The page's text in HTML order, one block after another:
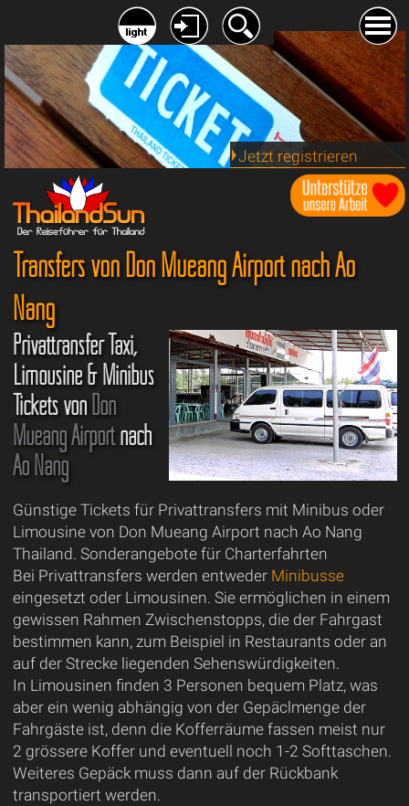
Jetzt registrieren
Transfers von Don Mueang Airport nach Ao
Nang
Privattransfer Taxi,
Limousine & Minibus
Tickets von Don
Mueang Airportnach
Ao Nang
Günstige Tickets für Privattransfers mit Minibus oder
Limousine von Don Mueang Airport nach Ao Nang
Thailand. Sonderangebote für Charterfahrten
Bei Privattransfers werden entweder Minibusse
eingesetzt oder Limousinen. Sie ermöglichen in einem
gewissen Rahmen Zwischenstopps, die der Fahrgast
bestimmen kann, zum Beispiel in Restaurants oder an
auf der Strecke liegenden Sehenswürdigkeiten.
In Limousinen finden 3 Personen bequem Platz, was
aber ein wenig abhängig von der Gepäclmenge der
Fahrgäste ist, denn die Kofferräume fassen meist nur
2 grössere Koffer und eventuell noch 1-2 Softtaschen.
Weiteres Gepäck muss dann auf der Rückbank
transportiert werden.